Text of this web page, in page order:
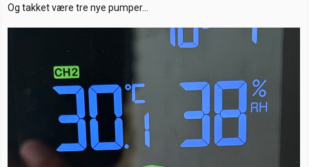
Og takket være tre nye pumper…